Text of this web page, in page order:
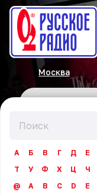
Москва
А Б В Г Д Е
Т
У Ф Х Ц Ч
@
A B C D E